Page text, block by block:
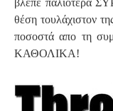
θέση τουλάχιστον
ποσοστά απο τη
ΚΑΘΟΛΙΚΑ!